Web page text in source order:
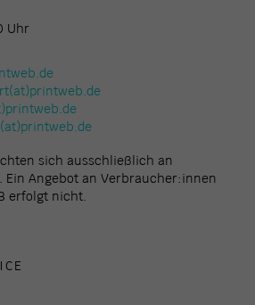
Uhr
sich ausschließlich an
Ein Angebot an Verbraucher:innen
erfolgt nicht.